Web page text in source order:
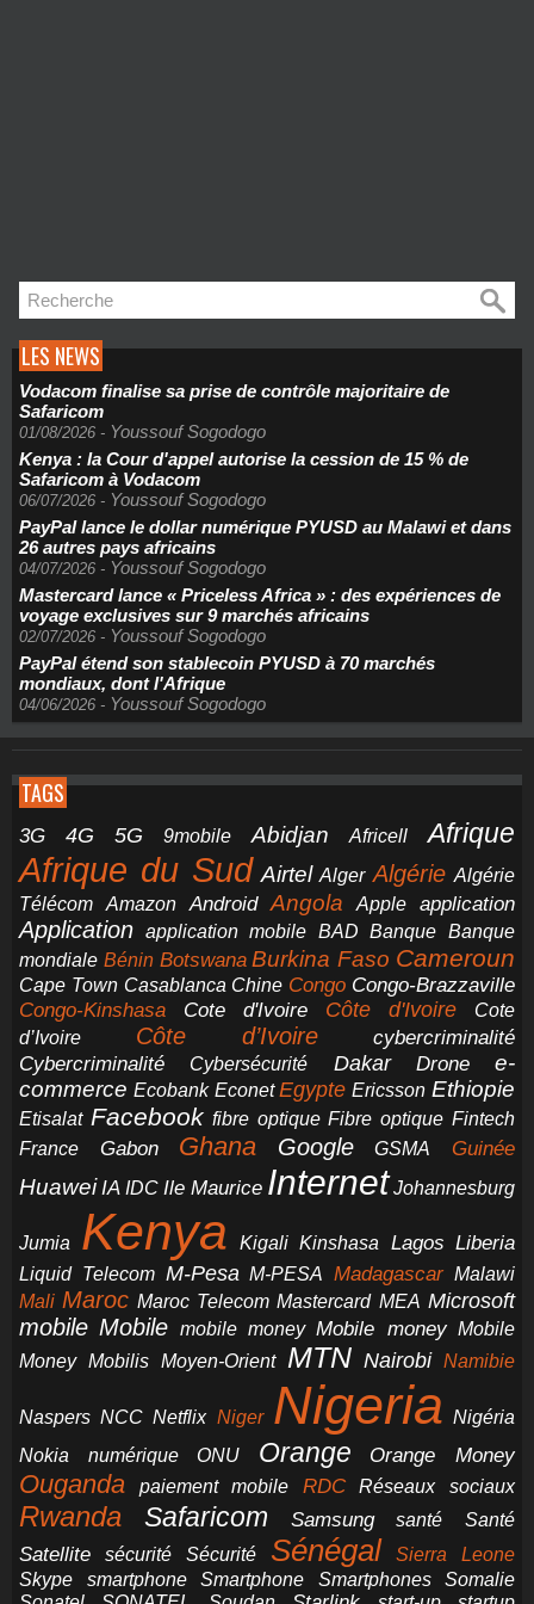
LES NEWS
Vodacom finalise sa prise de contrôle majoritaire de
Safaricom
01/08/2026 - Youssouf Sogodogo
Kenya : la Cour d'appel autorise la cession de 15 % de
Safaricom à Vodacom
06/07/2026 - Youssouf Sogodogo
PayPal lance le dollar numérique PYUSD au Malawi et dans
26 autres pays africains
04/07/2026 - Youssouf Sogodogo
Mastercard lance « Priceless Africa » : des expériences de
voyage exclusives sur 9 marchés africains
02/07/2026 - Youssouf Sogodogo
PayPal étend son stablecoin PYUSD à 70 marchés
mondiaux, dont l'Afrique
04/06/2026 - Youssouf Sogodogo
TAGS
3G 4G 5G 9mobile Abidjan Africell Afrique
Afrique du Sud Airtel Alger Algérie Algérie
Télécom
Amazon Android Angola Apple application
Application application mobile BAD Banque Banque
mondiale Bénin Botswana Burkina Faso Cameroun
Cape Town Casablanca Chine Congo Congo-Brazzaville
Congo-Kinshasa Cote d'Ivoire Côte d'Ivoire
Cote
d’Ivoire
Côte d’Ivoire
cybercriminalité
Cybercriminalité
Cybersécurité Dakar Drone
e-
commerce Ecobank Econet Egypte Ericsson Ethiopie
Etisalat Facebook fibre optique Fibre optique Fintech
France
Gabon Ghana Google GSMA Guinée
Huawei IA IDC Ile Maurice Internet Johannesburg
Jumia Kenya Kigali Kinshasa Lagos Liberia
Liquid Telecom M-Pesa M-PESA Madagascar Malawi
Mali Maroc Maroc Telecom Mastercard MEA Microsoft
mobile Mobile mobile money Mobile money Mobile
Money Mobilis Moyen-Orient MTN Nairobi Namibie
Naspers NCC Netflix Niger Nigeria Nigéria
Nokia
numérique ONU Orange Orange Money
Ouganda paiement mobile RDC Réseaux sociaux
Rwanda Safaricom Samsung santé Santé
Satellite sécurité Sécurité Sénégal
Sierra Leone
Skype
smartphone Smartphone Smartphones
Somalie